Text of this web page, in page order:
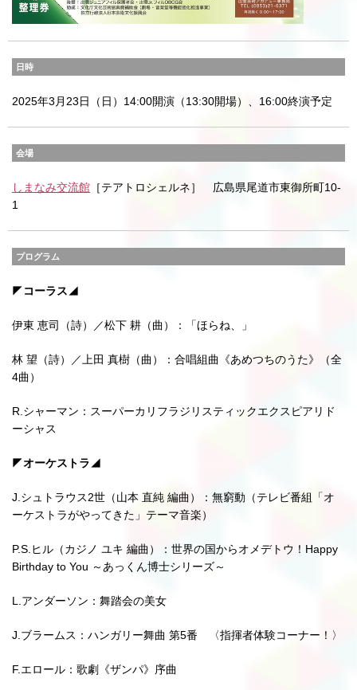
日時
2025年3月23日（日）14:00開演（13:30開場）、16:00終演予定
会場
しまなみ交流館 ［テアトロシェルネ］ 広島県尾道市東御所町10-
1
プログラム
◤コーラス◢
伊東 恵司（詩）／松下 耕（曲）：「ほらね、」
林 望（詩）／上田 真樹（曲）：合唱組曲《あめつちのうた》（全
4曲）
R.シャーマン：スーパーカリフラジリスティックエクスピアリド
ーシャス
◤オーケストラ◢
J.シュトラウス2世（山本 直純 編曲）：無窮動（テレビ番組「オ
ーケストラがやってきた」テーマ音楽）
P.S.ヒル（カジノ ユキ 編曲）：世界の国からオメデトウ！Happy
Birthday to You ～あっくん博士シリーズ～
L.アンダーソン：舞踏会の美女
J.ブラームス：ハンガリー舞曲 第5番 〈指揮者体験コーナー！〉
F.エロール：歌劇《ザンパ》序曲